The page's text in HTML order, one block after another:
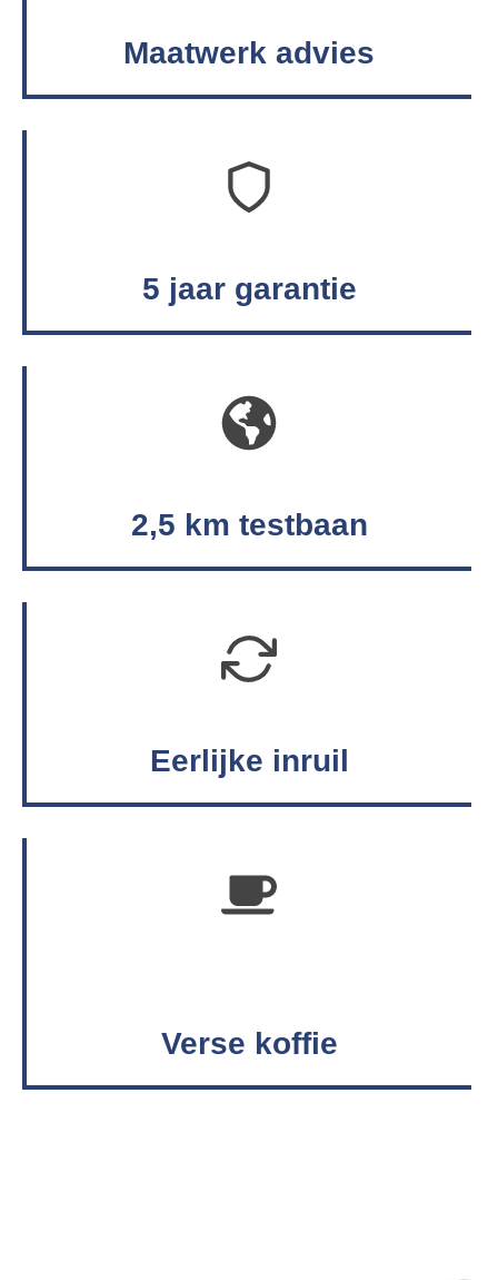
Maatwerk advies
5 jaar garantie
2,5 km testbaan
Eerlijke inruil
Verse koffie